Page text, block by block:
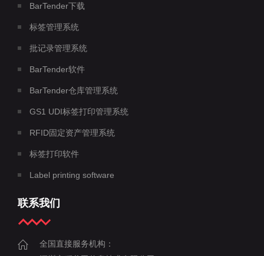
BarTender下载
标签管理系统
批记录管理系统
BarTender软件
BarTender仓库管理系统
GS1 UDI标签打印管理系统
RFID固定资产管理系统
标签打印软件
Label printing software
联系我们
全国直接服务机构：